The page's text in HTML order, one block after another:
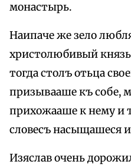
монастырь.
Наипаче же зело
христолюбивый
тогда столъ отьца
призывааше къ собе,
прихожааше к нему и
словесъ насыщашеся
Изяслав очень